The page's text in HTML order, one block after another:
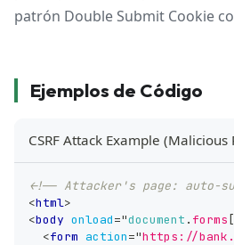
patrón Double Submit Cookie
Ejemplos de Código
CSRF Attack Example (Malicious
<!-- Attacker's page: auto-
<html>
<body onload="document . forms [
<form action="https://